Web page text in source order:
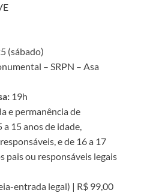
(sábado)
– SRPN – Asa
19h
e permanência de
15 anos de idade,
e de 16 a 17
pais ou responsáveis legais
entrada legal) | R$ 99,00